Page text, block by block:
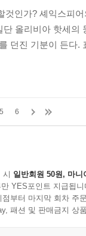
것인가? 셰익스피
단 올리비아 핫세
던진 기분이 든다
5 6
시 일반회원 50원, 마니
YES포인트 지급됩니
부터 마지막 회차 주
패션 및 판매금지 상